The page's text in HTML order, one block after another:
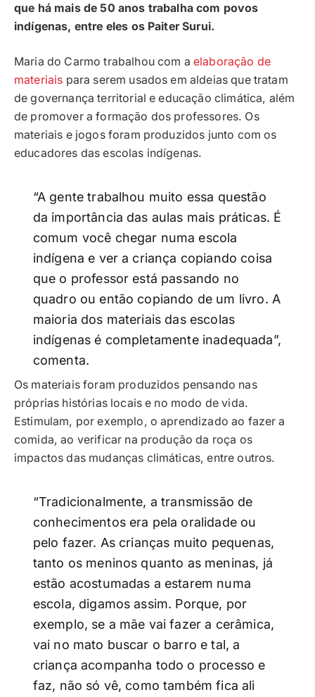
que há mais de 50 anos trabalha com povos
indígenas, entre eles os Paiter Surui.
Maria do Carmo trabalhou com a elaboração de
materiais para serem usados em aldeias que tratam
de governança territorial e educação climática, além
de promover a formação dos professores. Os
materiais e jogos foram produzidos junto com os
educadores das escolas indígenas.
“A gente trabalhou muito essa questão
da importância das aulas mais práticas. É
comum você chegar numa escola
indígena e ver a criança copiando coisa
que o professor está passando no
quadro ou então copiando de um livro. A
maioria dos materiais das escolas
indígenas é completamente inadequada”,
comenta.
Os materiais foram produzidos pensando nas
próprias histórias locais e no modo de vida.
Estimulam, por exemplo, o aprendizado ao fazer a
comida, ao verificar na produção da roça os
impactos das mudanças climáticas, entre outros.
“Tradicionalmente, a transmissão de
conhecimentos era pela oralidade ou
pelo fazer. As crianças muito pequenas,
tanto os meninos quanto as meninas, já
estão acostumadas a estarem numa
escola, digamos assim. Porque, por
exemplo, se a mãe vai fazer a cerâmica,
vai no mato buscar o barro e tal, a
criança acompanha todo o processo e
faz, não só vê, como também fica ali